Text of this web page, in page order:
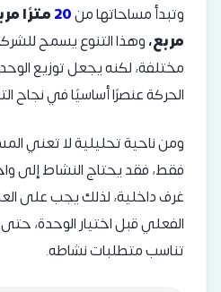
وتبدأ مساحاتها من20مترًا
مربع،وهذا التنوع يسمح
مختلفة، لكنه يجعل توزيع
الحركة عنصرًا أساسيًا في نجاح
ومن ناحية تحليلية لا تعني
فقط، فقد يحتاج النشاط إلى
غرف داخلية، لذلك يجب على
الفعلي قبل اختيار الوحدة،
تناسب متطلبات نشاطه.